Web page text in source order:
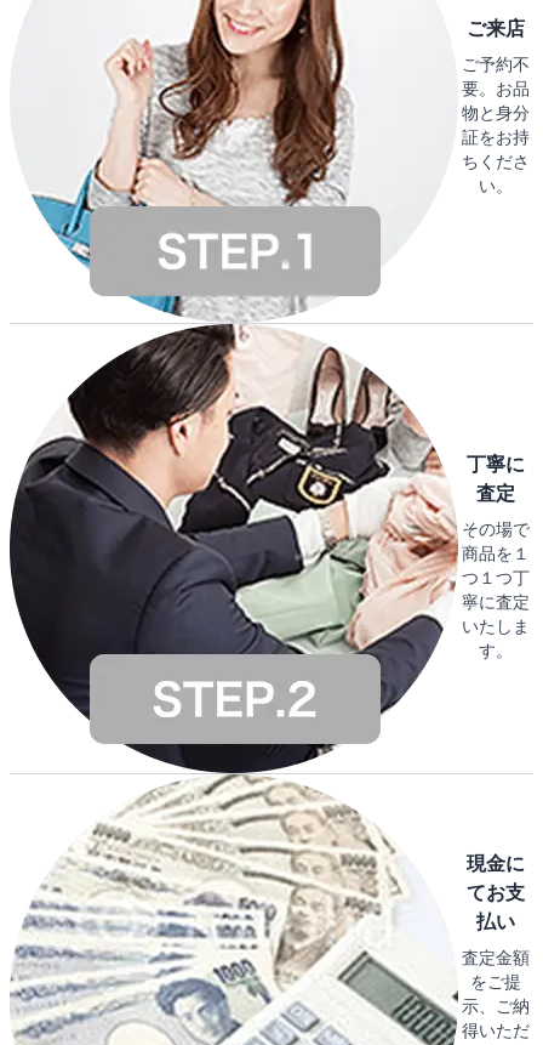
ご来店
ご予約不
要。お品
物と身分
証をお持
ちくださ
い。
丁寧に
査定
その場で
商品を１
つ１つ丁
寧に査定
いたしま
す。
現金に
てお支
払い
査定金額
をご提
示、ご納
得いただ